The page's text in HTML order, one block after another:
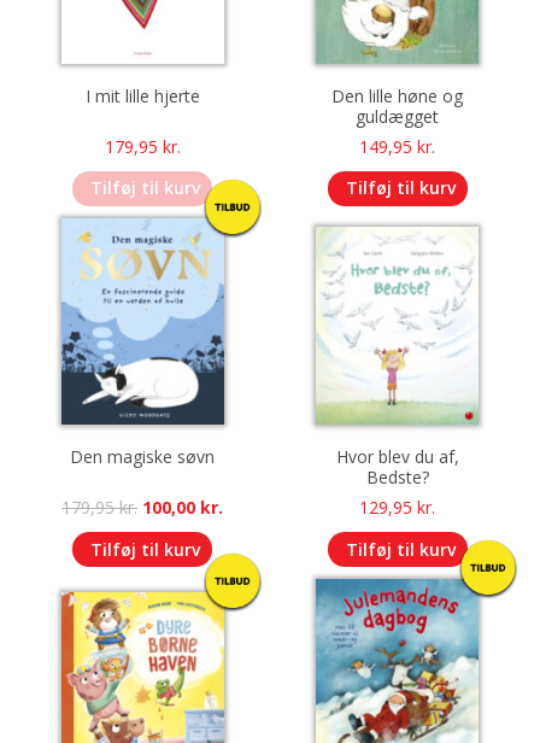
I mit lille hjerte
179,95 kr.
Tilføj til kurv
Den lille høne og
guldægget
149,95kr.
Tilføj til kurv
Den magiske søvn
179,95kr. Original
price
was:
179,95 kr..
100,00 kr.
is:
100,00 kr..
Tilføj til kurv
Hvor blev du af,
Bedste?
129,95kr.
Tilføj til kurv